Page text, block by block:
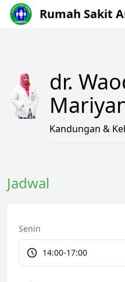
Rumah Sakit
dr.
Kandungan &
Jadwal
Senin
14:00-17:00